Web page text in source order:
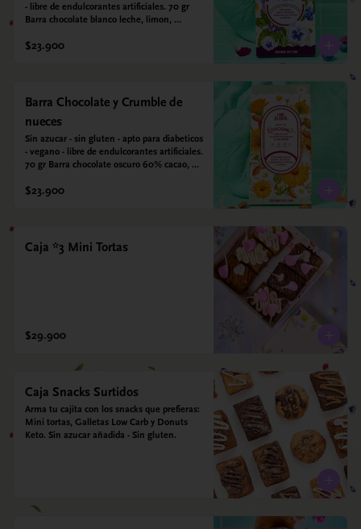
- libre de endulcorantes artificiales. 70 gr
Barra chocolate blanco leche, limon,
con alulosa.
$23.900
Barra Chocolate y Crumble de
nueces
Sin azucar - sin gluten - apto para diabeticos
- vegano - libre de endulcorantes artificiales.
70 gr Barra chocolate oscuro 60% cacao,
sal marina. Endulzada con alulosa.
$23.900
Caja *3 Mini Tortas
$29.900
Caja Snacks Surtidos
Arma tu cajita con los snacks que prefieras:
Mini tortas, Galletas Low Carb y Donuts
Keto. Sin azucar añadida - Sin gluten.